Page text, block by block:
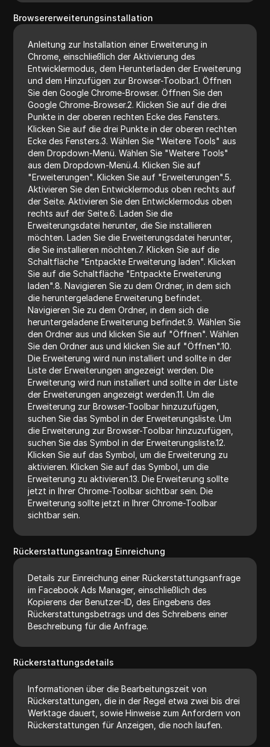
Browsererweiterungsinstallation
Anleitung zur Installation einer Erweiterung in
Chrome, einschließlich der Aktivierung des
Entwicklermodus, dem Herunterladen der Erweiterung
und dem Hinzufügen zur Browser-Toolbar.1. Öffnen
Sie den Google Chrome-Browser. Öffnen Sie den
Google Chrome-Browser.2. Klicken Sie auf die drei
Punkte in der oberen rechten Ecke des Fensters.
Klicken Sie auf die drei Punkte in der oberen rechten
Ecke des Fensters.3. Wählen Sie "Weitere Tools" aus
dem Dropdown-Menü. Wählen Sie "Weitere Tools"
aus dem Dropdown-Menü.4. Klicken Sie auf
"Erweiterungen". Klicken Sie auf "Erweiterungen".5.
Aktivieren Sie den Entwicklermodus oben rechts auf
der Seite. Aktivieren Sie den Entwicklermodus oben
rechts auf der Seite.6. Laden Sie die
Erweiterungsdatei herunter, die Sie installieren
möchten. Laden Sie die Erweiterungsdatei herunter,
die Sie installieren möchten.7. Klicken Sie auf die
Schaltfläche "Entpackte Erweiterung laden". Klicken
Sie auf die Schaltfläche "Entpackte Erweiterung
laden".8. Navigieren Sie zu dem Ordner, in dem sich
die heruntergeladene Erweiterung befindet.
Navigieren Sie zu dem Ordner, in dem sich die
heruntergeladene Erweiterung befindet.9. Wählen Sie
den Ordner aus und klicken Sie auf "Öffnen". Wählen
Sie den Ordner aus und klicken Sie auf "Öffnen".10.
Die Erweiterung wird nun installiert und sollte in der
Liste der Erweiterungen angezeigt werden. Die
Erweiterung wird nun installiert und sollte in der Liste
der Erweiterungen angezeigt werden.11. Um die
Erweiterung zur Browser-Toolbar hinzuzufügen,
suchen Sie das Symbol in der Erweiterungsliste. Um
die Erweiterung zur Browser-Toolbar hinzuzufügen,
suchen Sie das Symbol in der Erweiterungsliste.12.
Klicken Sie auf das Symbol, um die Erweiterung zu
aktivieren. Klicken Sie auf das Symbol, um die
Erweiterung zu aktivieren.13. Die Erweiterung sollte
jetzt in Ihrer Chrome-Toolbar sichtbar sein. Die
Erweiterung sollte jetzt in Ihrer Chrome-Toolbar
sichtbar sein.
Rückerstattungsantrag Einreichung
Details zur Einreichung einer Rückerstattungsanfrage
im Facebook Ads Manager, einschließlich des
Kopierens der Benutzer-ID, des Eingebens des
Rückerstattungsbetrags und des Schreibens einer
Beschreibung für die Anfrage.
Rückerstattungsdetails
Informationen über die Bearbeitungszeit von
Rückerstattungen, die in der Regel etwa zwei bis drei
Werktage dauert, sowie Hinweise zum Anfordern von
Rückerstattungen für Anzeigen, die noch laufen.